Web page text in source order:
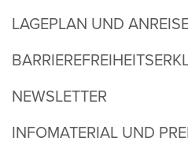
LAGEPLAN UND
NEWSLETTER
INFOMATERIAL UND